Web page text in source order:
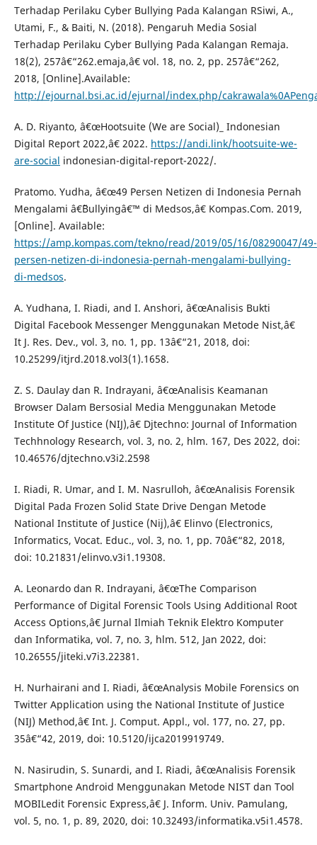
Terhadap Perilaku Cyber Bullying Pada Kalangan RSiwi, A.,
Utami, F., & Baiti, N. (2018). Pengaruh Media Sosial
Terhadap Perilaku Cyber Bullying Pada Kalangan Remaja.
18(2), 257â€“262.emaja,â€ vol. 18, no. 2, pp. 257â€“262,
2018, [Online].Available:
http://ejournal.bsi.ac.id/ejurnal/index.php/
A. D. Riyanto, â€œHootsuite (We are Social)_ Indonesian
Digital Report 2022,â€ 2022. https://andi.link/hootsuite-we-
are-social indonesian-digital-report-2022/.
Pratomo. Yudha, â€œ49 Persen Netizen di Indonesia Pernah
Mengalami â€˜Bullyingâ€™ di Medsos,â€ Kompas.Com. 2019,
[Online]. Available:
https://amp.kompas.com/tekno/read/2019/05/16/08290047/49-
persen-netizen-di-indonesia-pernah-mengalami-bullying-
di-medsos.
A. Yudhana, I. Riadi, and I. Anshori, â€œAnalisis Bukti
Digital Facebook Messenger Menggunakan Metode Nist,â€
It J. Res. Dev., vol. 3, no. 1, pp. 13â€“21, 2018, doi:
10.25299/itjrd.2018.vol3(1).1658.
Z. S. Daulay dan R. Indrayani, â€œAnalisis Keamanan
Browser Dalam Bersosial Media Menggunakan Metode
Institute Of Justice (NIJ),â€ Djtechno: Journal of Information
Techhnology Research, vol. 3, no. 2, hlm. 167, Des 2022, doi:
10.46576/djtechno.v3i2.2598
I. Riadi, R. Umar, and I. M. Nasrulloh, â€œAnalisis Forensik
Digital Pada Frozen Solid State Drive Dengan Metode
National Institute of Justice (Nij),â€ Elinvo (Electronics,
Informatics, Vocat. Educ., vol. 3, no. 1, pp. 70â€“82, 2018,
doi: 10.21831/elinvo.v3i1.19308.
A. Leonardo dan R. Indrayani, â€œThe Comparison
Performance of Digital Forensic Tools Using Additional Root
Access Options,â€ Jurnal Ilmiah Teknik Elektro Komputer
dan Informatika, vol. 7, no. 3, hlm. 512, Jan 2022, doi:
10.26555/jiteki.v7i3.22381.
H. Nurhairani and I. Riadi, â€œAnalysis Mobile Forensics on
Twitter Application using the National Institute of Justice
(NIJ) Method,â€ Int. J. Comput. Appl., vol. 177, no. 27, pp.
35â€“42, 2019, doi: 10.5120/ijca2019919749.
N. Nasirudin, S. Sunardi, and I. Riadi, â€œAnalisis Forensik
Smartphone Android Menggunakan Metode NIST dan Tool
MOBILedit Forensic Express,â€ J. Inform. Univ. Pamulang,
vol. 5, no. 1, p. 89, 2020, doi: 10.32493/informatika.v5i1.4578.